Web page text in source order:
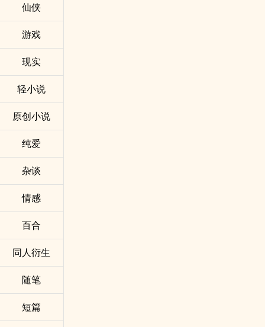
仙侠
游戏
现实
轻小说
原创小说
纯爱
杂谈
情感
百合
同人衍生
随笔
短篇